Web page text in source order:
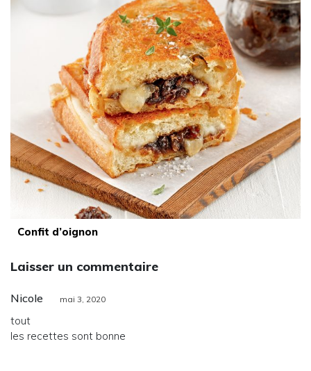
Confit d’oignon
Laisser un commentaire
Nicole mai 3, 2020
tout
les recettes sont bonne